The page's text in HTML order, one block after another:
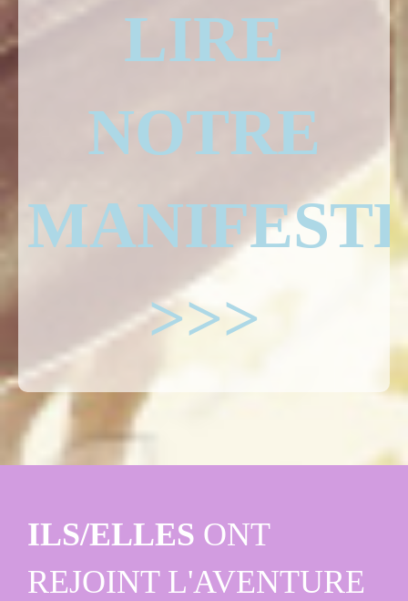
LIRE
NOTRE
>>>
ILS/ELLES ONT
REJOINT L'AVENTURE